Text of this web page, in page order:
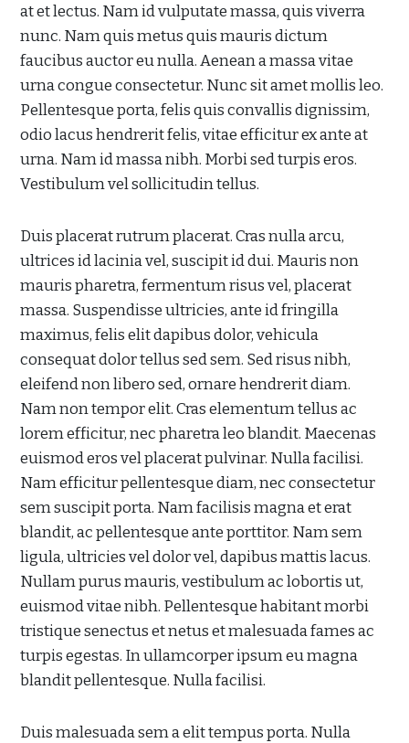
at et lectus. Nam id vulputate massa, quis viverra
nunc. Nam quis metus quis mauris dictum
faucibus auctor eu nulla. Aenean a massa vitae
urna congue consectetur. Nunc sit amet mollis leo.
Pellentesque porta, felis quis convallis dignissim,
odio lacus hendrerit felis, vitae efficitur ex ante at
urna. Nam id massa nibh. Morbi sed turpis eros.
Vestibulum vel sollicitudin tellus.
Duis placerat rutrum placerat. Cras nulla arcu,
ultrices id lacinia vel, suscipit id dui. Mauris non
mauris pharetra, fermentum risus vel, placerat
massa. Suspendisse ultricies, ante id fringilla
maximus, felis elit dapibus dolor, vehicula
consequat dolor tellus sed sem. Sed risus nibh,
eleifend non libero sed, ornare hendrerit diam.
Nam non tempor elit. Cras elementum tellus ac
lorem efficitur, nec pharetra leo blandit. Maecenas
euismod eros vel placerat pulvinar. Nulla facilisi.
Nam efficitur pellentesque diam, nec consectetur
sem suscipit porta. Nam facilisis magna et erat
blandit, ac pellentesque ante porttitor. Nam sem
ligula, ultricies vel dolor vel, dapibus mattis lacus.
Nullam purus mauris, vestibulum ac lobortis ut,
euismod vitae nibh. Pellentesque habitant morbi
tristique senectus et netus et malesuada fames ac
turpis egestas. In ullamcorper ipsum eu magna
blandit pellentesque. Nulla facilisi.
Duis malesuada sem a elit tempus porta. Nulla